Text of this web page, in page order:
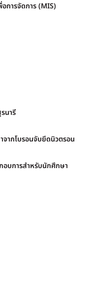
การจัดการ (MIS)
นารี
ากโบรอนจับยึดนิวตรอน
อบการสำหรับนักศึกษา